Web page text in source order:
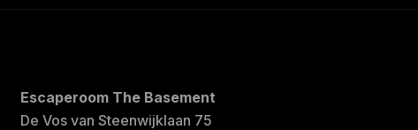
Escaperoom The Basement
De Vos van Steenwijklaan 75